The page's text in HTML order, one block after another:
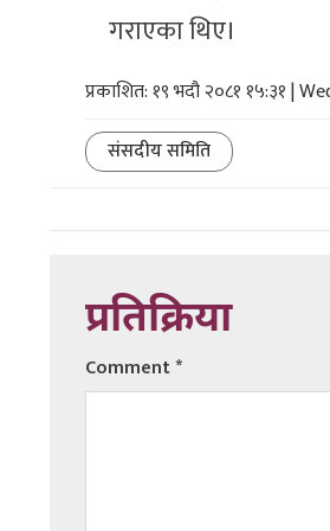
गराएका थिए।
प्रकाशित: १९ भदौ २०८१ १५:३१ |
संसदीय समिति
प्रतिक्रिया
Comment*